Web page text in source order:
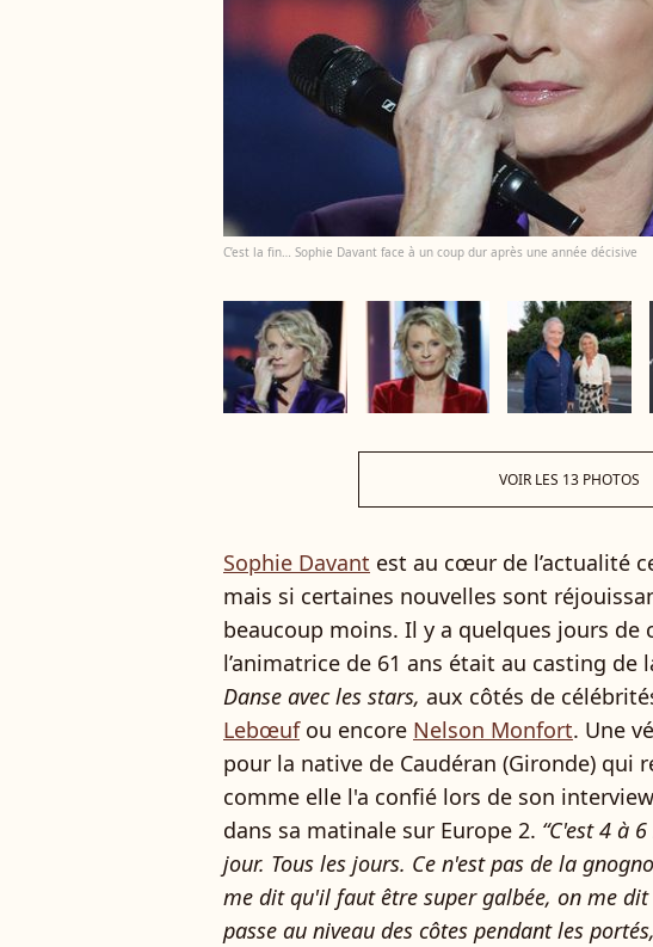
C’est la fin… Sophie Davant face à un coup dur après une année décisive
VOIR LES 13 PHOTOS
Sophie Davant est au cœur de l’actualité
mais si certaines nouvelles sont
beaucoup moins. Il y a quelques jours de
l’animatrice de 61 ans était au casting de
Danse avec les stars, aux côtés de
Lebœufou encore Nelson Monfort. Une
pour la native de Caudéran (Gironde) qui
comme elle l'a confié lors de son
dans sa matinale sur Europe 2. “C'est 4 à
jour. Tous les jours. Ce n'est pas de la
me dit qu'il faut être super galbée, on me dit
passe au niveau des côtes pendant les